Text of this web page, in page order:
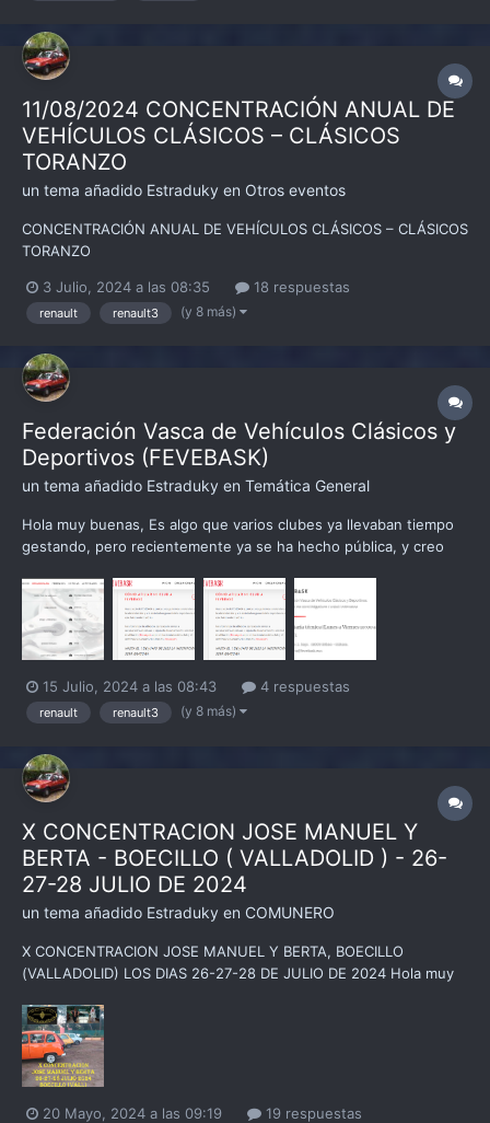
11/08/2024 CONCENTRACIÓN ANUAL DE
VEHÍCULOS CLÁSICOS – CLÁSICOS
TORANZO
un tema añadido Estraduky en Otros eventos
CONCENTRACIÓN ANUAL DE VEHÍCULOS CLÁSICOS – CLÁSICOS
TORANZO
3 Julio, 2024 a las 08:35 18 respuestas
renault renault3 (y 8 más)
Federación Vasca de Vehículos Clásicos y
Deportivos (FEVEBASK)
un tema añadido Estraduky en Temática General
Hola muy buenas, Es algo que varios clubes ya llevaban tiempo
gestando, pero recientemente ya se ha hecho pública, y creo
y creación de espacios, o fragmentación de los mismos, para el
encuentro de personas simpatizantes y propiet...
15 Julio, 2024 a las 08:43 4 respuestas
renault renault3 (y 8 más)
X CONCENTRACION JOSE MANUEL Y
BERTA - BOECILLO ( VALLADOLID ) - 26-
27-28 JULIO DE 2024
un tema añadido Estraduky en COMUNERO
X CONCENTRACION JOSE MANUEL Y BERTA, BOECILLO
(VALLADOLID) LOS DIAS 26-27-28 DE JULIO DE 2024 Hola muy
grato anunciar que queda oficialmente abierto el plazo par
apuntarse a la X Concentración de José Man...
20 Mayo, 2024 a las 09:19 19 respuestas